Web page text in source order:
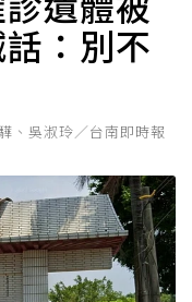
：別不
、吳淑玲／台南即時報